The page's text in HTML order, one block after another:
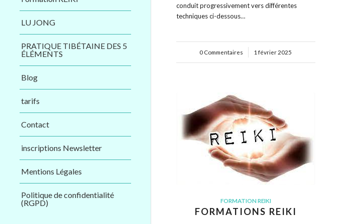
LU JONG
PRATIQUE TIBÉTAINE DES 5
ÉLÉMENTS
Blog
tarifs
Contact
inscriptions Newsletter
Mentions Légales
Politique de confidentialité
(RGPD)
conduit progressivement vers différentes
techniques ci-dessous…
0 Commentaires
/ 1 février 2025
FORMATION REIKI
FORMATIONS REIKI